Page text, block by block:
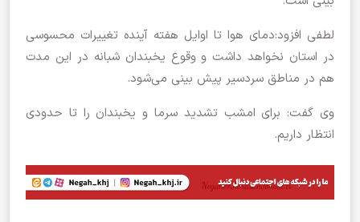
لطفی افزود:دمای هوا تا اوایل هفته آینده تغییرات محسوسی
در استان نخواهد داشت و وقوع یخبندان شبانه در این مدت
هم در مناطق سردسیر پیش بینی می‌شود.
وی گفت: برای امشب تشدید سرما و یخبندان را تا حدودی
انتظار داریم.